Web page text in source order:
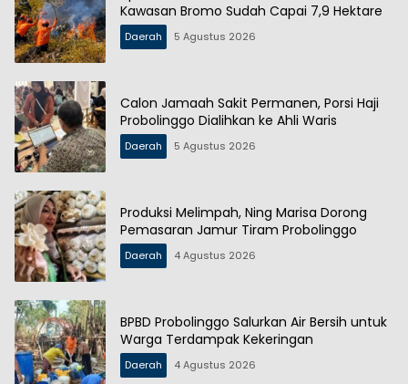
Kawasan Bromo Sudah Capai 7,9 Hektare
Daerah 5 Agustus 2026
Calon Jamaah Sakit Permanen, Porsi Haji
Probolinggo Dialihkan ke Ahli Waris
Daerah 5 Agustus 2026
Produksi Melimpah, Ning Marisa Dorong
Pemasaran Jamur Tiram Probolinggo
Daerah 4 Agustus 2026
BPBD Probolinggo Salurkan Air Bersih untuk
Warga Terdampak Kekeringan
Daerah 4 Agustus 2026